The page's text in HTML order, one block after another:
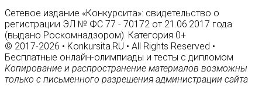
Сетевое издание «Конкурсита»: свидетельство о
регистрации ЭЛ № ФС 77 - 70172 от 21.06.2017 года
(выдано Роскомнадзором). Категория 0+
© 2017-2026 • Konkursita.RU • All Rights Reserved •
Бесплатные онлайн-олимпиады и тесты с дипломом
Копирование и распространение материалов возможны
только с письменного разрешения администрации сайта